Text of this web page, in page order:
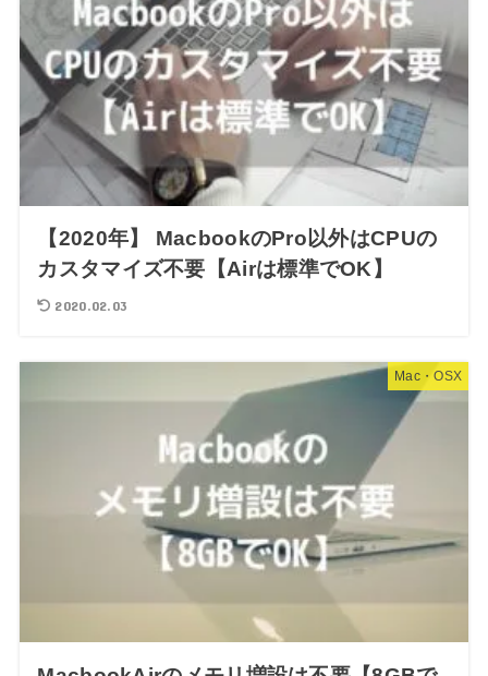
【2020年】 MacbookのPro以外はCPUの
カスタマイズ不要【Airは標準でOK】
2020.02.03
Mac・OSX